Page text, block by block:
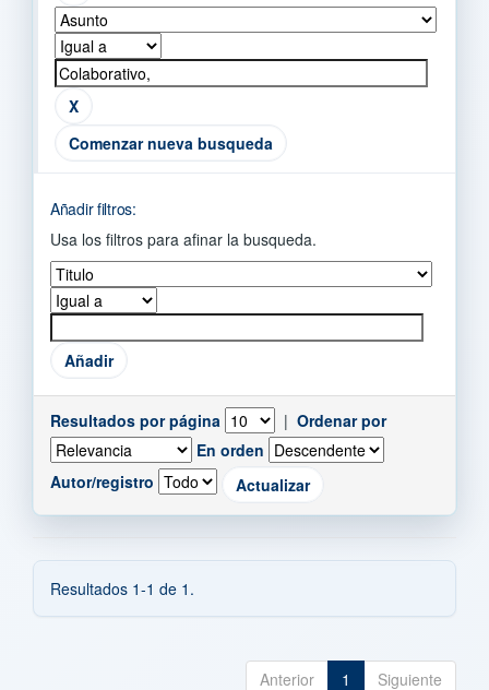
Comenzar nueva busqueda
Añadir filtros:
Usa los filtros para afinar la busqueda.
Resultados por página | Ordenar por
En orden
Autor/registro
Resultados 1-1 de 1.
Anterior 1 Siguiente